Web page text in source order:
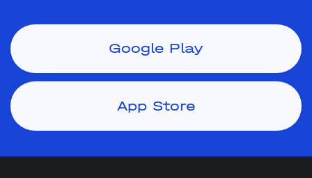
Google Play
App Store